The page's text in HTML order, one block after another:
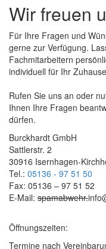
Wir freuen
Für Ihre Fragen und
gerne zur Verfügung.
Fachmitarbeitern
individuell für Ihr
Rufen Sie uns an oder
Ihnen Ihre Fragen
dürfen.
Burckhardt GmbH
Sattlerstr. 2
30916 Isernhagen-
Tel.: 05136 - 97 51 50
Fax: 05136 – 97 51 52
E-Mail: spamabwehr.
Öffnungszeiten:
Termine nach